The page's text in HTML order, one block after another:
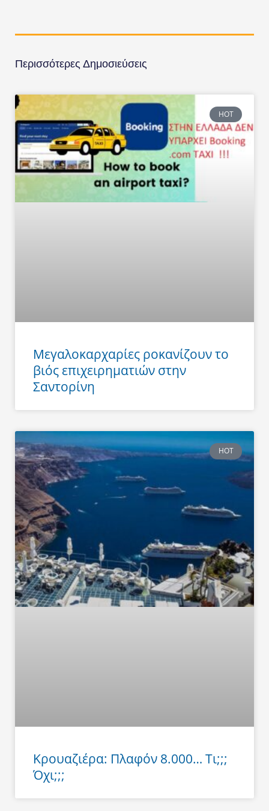
Περισσότερες Δημοσιεύσεις
HOT
Μεγαλοκαρχαρίες ροκανίζουν το
βιός επιχειρηματιών στην
Σαντορίνη
HOT
Κρουαζιέρα: Πλαφόν 8.000… Τι;;;
Όχι;;;